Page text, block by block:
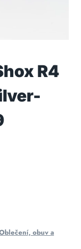
R4
obuv a